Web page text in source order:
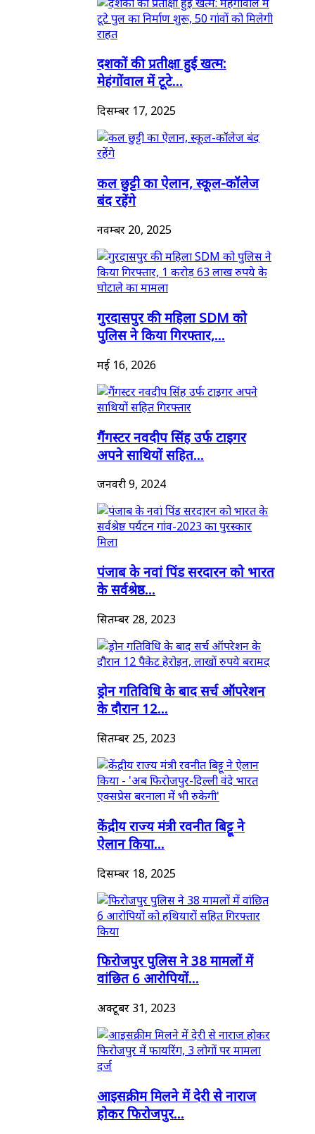
दशकों की प्रतीक्षा हुई खत्म:
मेहंगोंवाल में टूटे...
दिसम्बर 17, 2025
कल छुट्टी का ऐलान, स्कूल-कॉलेज
बंद रहेंगे
नवम्बर 20, 2025
गुरदासपुर की महिला SDM को
पुलिस ने किया गिरफ्तार,...
मई 16, 2026
गैंगस्टर नवदीप सिंह उर्फ टाइगर
अपने साथियों सहित...
जनवरी 9, 2024
पंजाब के नवां पिंड सरदारन को भारत
के सर्वश्रेष्ठ...
सितम्बर 28, 2023
ड्रोन गतिविधि के बाद सर्च ऑपरेशन
के दौरान 12...
सितम्बर 25, 2023
केंद्रीय राज्य मंत्री रवनीत बिट्टू ने
ऐलान किया...
दिसम्बर 18, 2025
फिरोजपुर पुलिस ने 38 मामलों में
वांछित 6 आरोपियों...
अक्टूबर 31, 2023
आइसक्रीम मिलने में देरी से नाराज
होकर फिरोजपुर...